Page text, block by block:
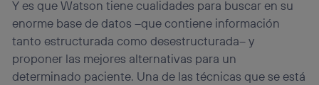
Y es que Watson tiene cualidades para buscar en su
enorme base de datos –que contiene información
tanto estructurada como desestructurada– y
proponer las mejores alternativas para un
determinado paciente. Una de las técnicas que se está